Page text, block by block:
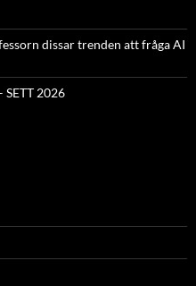
dissar trenden att fråga AI
2026